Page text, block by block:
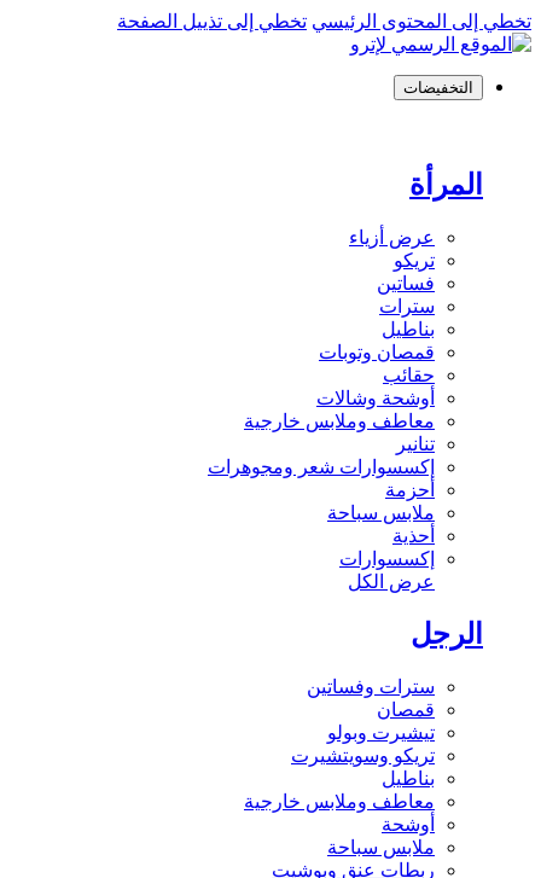
تخطي إلى المحتوى الرئيسي تخطي إلى تذييل الصفحة
التخفيضات
المرأة
عرض أزياء
تريكو
فساتين
سترات
بناطيل
قمصان وتوبات
حقائب
أوشحة وشالات
معاطف وملابس خارجية
تنانير
إكسسوارات شعر ومجوهرات
أحزمة
ملابس سباحة
أحذية
إكسسوارات
عرض الكل
الرجل
سترات وفساتين
قمصان
تيشيرت وبولو
تريكو وسويتشيرت
بناطيل
معاطف وملابس خارجية
أوشحة
ملابس سباحة
ربطات عنق وبوشيت